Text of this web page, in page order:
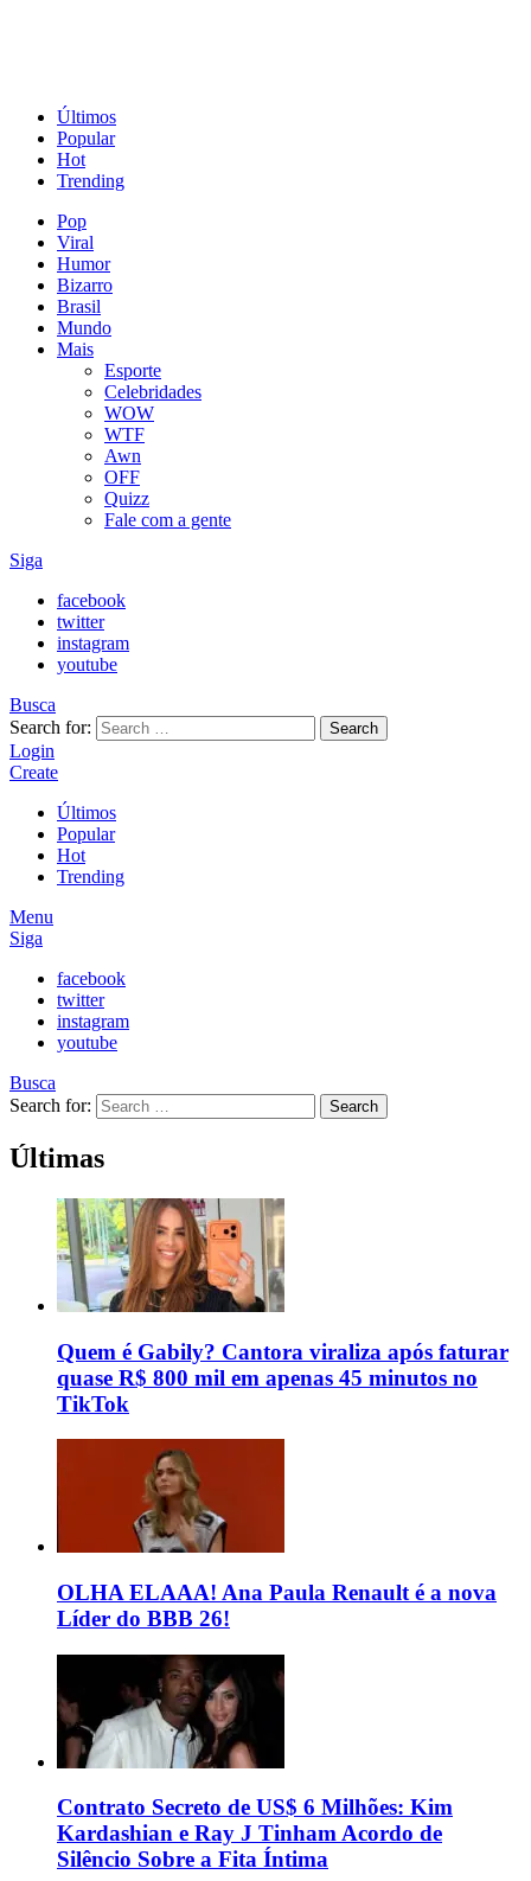
Últimos
Popular
Hot
Trending
Pop
Viral
Humor
Bizarro
Brasil
Mundo
Mais
Esporte
Celebridades
WOW
WTF
Awn
OFF
Quizz
Fale com a gente
Siga
facebook
twitter
instagram
youtube
Busca
Search for:
Search
Login
Create
Últimos
Popular
Hot
Trending
Menu
Siga
facebook
twitter
instagram
youtube
Busca
Search for:
Search
Últimas
Quem é Gabily? Cantora viraliza após faturar
quase R$ 800 mil em apenas 45 minutos no
TikTok
OLHA ELAAA! Ana Paula Renault é a nova
Líder do BBB 26!
Contrato Secreto de US$ 6 Milhões: Kim
Kardashian e Ray J Tinham Acordo de
Silêncio Sobre a Fita Íntima